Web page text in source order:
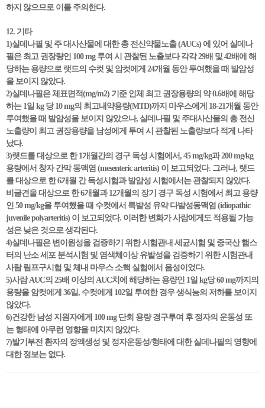
하지 않으므로 이를 주의한다.
12. 기타
1)실데나필 및 주 대사산물에 대한 총 전신약물노출 (AUCs) 에 있어 실데나
필은 최고 권장량인 100 mg 투여 시 관찰된 노출보다 각각 29배 및 42배에 해
당하는 용량으로 랫드의 수컷 및 암컷에게 24개월 동안 투여했을 때 발암성
을 보이지 않았다.
2)실데나필은 체표면적(mg/m2) 기준 인체 최고 권장용량의 약 0.6배에 해당
하는 1일 kg 당 10 mg의 최고내약용량(MTD)까지 마우스에게 18-21개월 동안
투여했을 때 발암성을 보이지 않았으나, 실데나필 및 주대사산물의 총 전신
노출량이 최고 권장용량을 남성에게 투여 시 관찰된 노출량보다 적게 나타
났다.
3)랫드를 대상으로 한 1개월간의 경구 독성 시험에서, 45 mg/kg과 200 mg/kg
용량에서 창자 간막 동맥염 (mesenteric arteritis) 이 보고되었다. 그러나, 랫드
를 대상으로 한 6개월 간 독성시험과 발암성 시험에서는 관찰되지 않았다.
비글견을 대상으로 한 6개월과 12개월의 장기 경구 독성 시험에서 최고 용량
인 50 mg/kg을 투여했을 때 수컷에서 특발성 유약 다발성동맥염 (idiopathic
juvenile polyarteritis) 이 보고되었다. 이러한 변화가 사람에게도 적용될 가능
성은 낮은 것으로 생각된다.
4)실데나필은 변이원성을 검증하기 위한 시험관내 세균시험 및 중국산 햄스
터의 난소 세포 분석시험 및 염색체이상 유발성을 검증하기 위한 시험관내
사람 림프구시험 및 체내 마우스 소핵 실험에서 음성이었다.
5)사람 AUC의 25배 이상의 AUC치에 해당하는 용량인 1일 kg당 60 mg까지의
용량을 암컷에게 36일, 수컷에게 102일 투여한 경우 생식능의 저하를 보이지
않았다.
6)건강한 남성 지원자에게 100 mg 단회 용량 경구투여 후 정자의 운동성 또
는 형태에 아무런 영향을 미치지 않았다.
7)발기부전 환자의 정액생성 및 정자운동성/형태에 대한 실데나필의 영향에
대한 정보는 없다.